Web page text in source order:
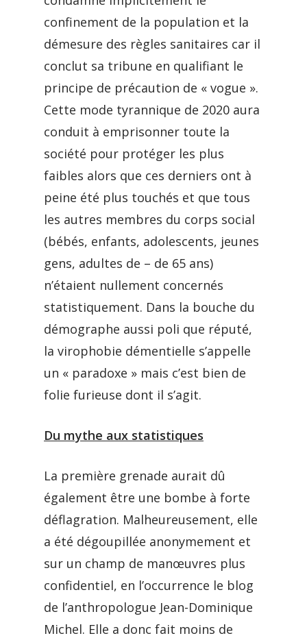
confinement de la population et la
démesure des règles sanitaires car il
conclut sa tribune en qualifiant le
principe de précaution de « vogue ».
Cette mode tyrannique de 2020 aura
conduit à emprisonner toute la
société pour protéger les plus
faibles alors que ces derniers ont à
peine été plus touchés et que tous
les autres membres du corps social
(bébés, enfants, adolescents, jeunes
gens, adultes de – de 65 ans)
n’étaient nullement concernés
statistiquement. Dans la bouche du
démographe aussi poli que réputé,
la virophobie démentielle s’appelle
un « paradoxe » mais c’est bien de
folie furieuse dont il s’agit.
Du mythe aux statistiques
La première grenade aurait dû
également être une bombe à forte
déflagration. Malheureusement, elle
a été dégoupillée anonymement et
sur un champ de manœuvres plus
confidentiel, en l’occurrence le blog
de l’anthropologue Jean-Dominique
Michel. Elle a donc fait moins de